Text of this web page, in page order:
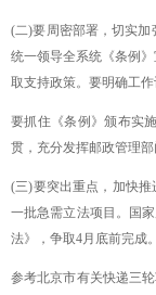
(二)要周密部署，切实
统一领导全系统《条例
取支持政策。要明确工
要抓住《条例》颁布实
贯，充分发挥邮政管理
(三)要突出重点，加快
一批急需立法项目。国
法》，争取4月底前完成。
参考北京市有关快递三